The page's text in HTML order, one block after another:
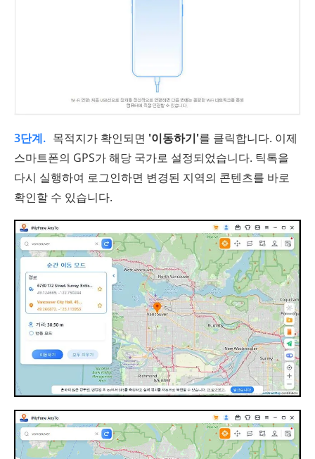
3단계. 목적지가 확인되면 '이동하기'를 클릭합니다. 이제
스마트폰의 GPS가 해당 국가로 설정되었습니다. 틱톡을
다시 실행하여 로그인하면 변경된 지역의 콘텐츠를 바로
확인할 수 있습니다.